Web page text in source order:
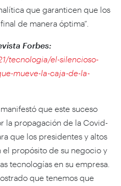
que garanticen que los
de manera óptima”.
Forbes:
tecnologia/el-silencioso-
mueve-la-caja-de-la-
que este suceso
la propagación de la Covid-
que los presidentes y altos
propósito de su negocio y
tecnologías en su empresa.
que tenemos que